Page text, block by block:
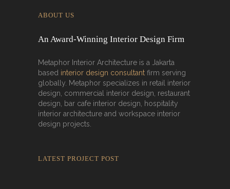
ABOUT US
An Award-Winning Interior Design Firm
Metaphor Interior Architecture is a Jakarta
based interior design consultant firm serving
globally. Metaphor specializes in retail interior
design, commercial interior design, restaurant
design, bar cafe interior design, hospitality
interior architecture and workspace interior
design projects.
LATEST PROJECT POST